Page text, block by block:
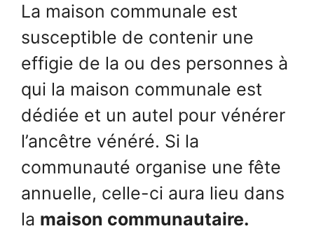
La maison communale est
susceptible de contenir une
effigie de la ou des personnes à
qui la maison communale est
dédiée et un autel pour vénérer
l’ancêtre vénéré. Si la
communauté organise une fête
annuelle, celle-ci aura lieu dans
la maison communautaire.